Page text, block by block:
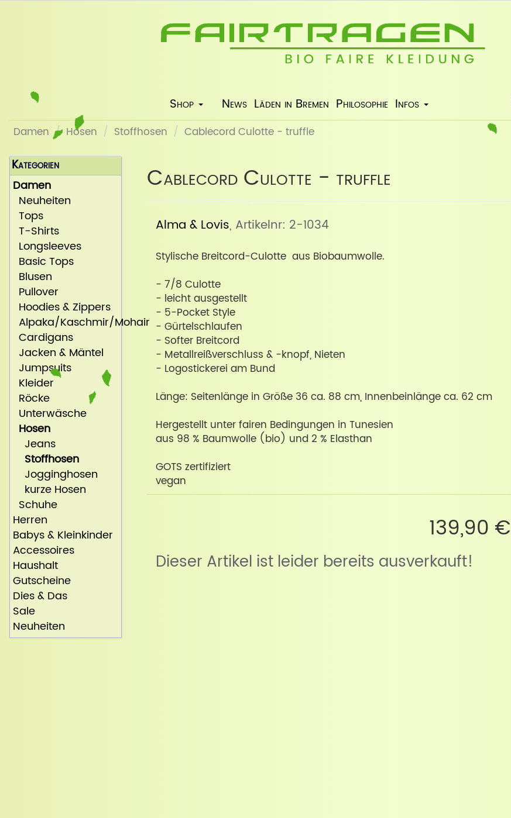
Shop News Läden in Bremen Philosophie Infos
Damen Hosen Stoffhosen Cablecord Culotte - truffle
Cablecord Culotte - truffle
Alma & Lovis, Artikelnr: 2-1034
Stylische Breitcord-Culotte aus Biobaumwolle.
- 7/8 Culotte
- leicht ausgestellt
- 5-Pocket Style
- Gürtelschlaufen
- Softer Breitcord
- Metallreißverschluss & -knopf, Nieten
- Logostickerei am Bund
Länge: Seitenlänge in Größe 36 ca. 88 cm, Innenbeinlänge ca. 62 cm
Hergestellt unter fairen Bedingungen in Tunesien
aus 98 % Baumwolle (bio) und 2 % Elasthan
GOTS zertifiziert
vegan
139,90 €
Dieser Artikel ist leider bereits ausverkauft!
Kategorien
Damen
Neuheiten
Tops
T-Shirts
Longsleeves
Basic Tops
Blusen
Pullover
Hoodies & Zippers
Alpaka/Kaschmir/Mohair
Cardigans
Jacken & Mäntel
Jumpsuits
Kleider
Röcke
Unterwäsche
Hosen
Jeans
Stoffhosen
Jogginghosen
kurze Hosen
Schuhe
Herren
Babys & Kleinkinder
Accessoires
Haushalt
Gutscheine
Dies & Das
Sale
Neuheiten